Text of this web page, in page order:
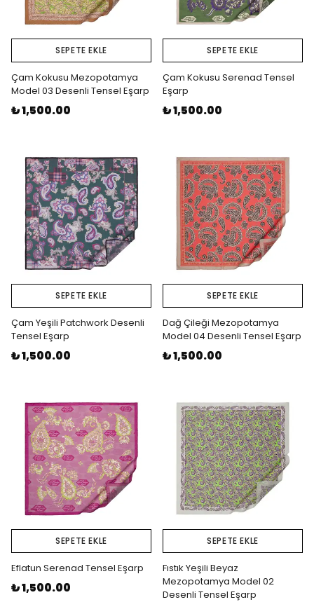
SEPETE EKLE
Çam Kokusu Mezopotamya
Model 03 Desenli Tensel Eşarp
₺ 1,500.00
SEPETE EKLE
Çam Kokusu Serenad Tensel
Eşarp
₺ 1,500.00
SEPETE EKLE
Çam Yeşili Patchwork Desenli
Tensel Eşarp
₺ 1,500.00
SEPETE EKLE
Dağ Çileği Mezopotamya
Model 04 Desenli Tensel Eşarp
₺ 1,500.00
SEPETE EKLE
Eflatun Serenad Tensel Eşarp
₺ 1,500.00
SEPETE EKLE
Fıstık Yeşili Beyaz
Mezopotamya Model 02
Desenli Tensel Eşarp